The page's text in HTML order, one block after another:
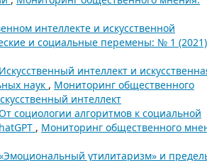
интеллекте и искусственной
и социальные перемены: № 1
Искусственный интеллект и
наук , Мониторинг общественного
интеллект
социологии алгоритмов к социальной
, Мониторинг общественного
утилитаризм» и